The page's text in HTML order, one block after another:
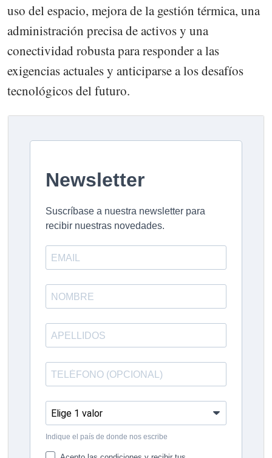
uso del espacio, mejora de la gestión térmica, una
administración precisa de activos y una
conectividad robusta para responder a las
exigencias actuales y anticiparse a los desafíos
tecnológicos del futuro.